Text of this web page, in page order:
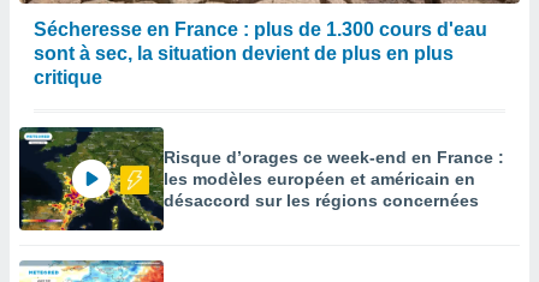
Sécheresse en France : plus de 1.300 cours d'eau
sont à sec, la situation devient de plus en plus
critique
Risque d’orages ce week-end en France :
les modèles européen et américain en
désaccord sur les régions concernées